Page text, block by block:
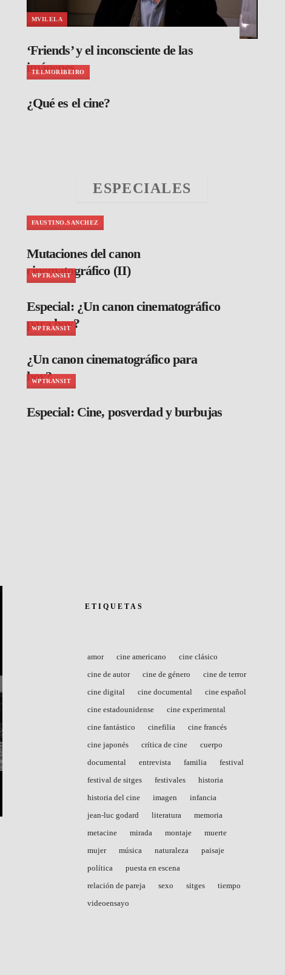
MVILELA
‘Friends’ y el inconsciente de las
imágenes
TELMORIBEIRO
¿Qué es el cine?
ESPECIALES
FAUSTINO.SANCHEZ
Mutaciones del canon
cinematográfico (II)
WPTRANSIT
Especial: ¿Un canon cinematográfico
para hoy?
WPTRANSIT
¿Un canon cinematográfico para
hoy?
WPTRANSIT
Especial: Cine, posverdad y burbujas
ETIQUETAS
amor cine americano
cine clásico
cine de autor
cine de género
cine de terror
cine digital
cine documental
cine español
cine estadounidense
cine experimental
cine fantástico
cinefilia
cine francés
cine japonés
crítica de cine
cuerpo
documental
entrevista familia
festival
festival de sitges
festivales
historia
historia del cine
imagen
infancia
jean-luc godard
literatura
memoria
metacine
mirada montaje
muerte
mujer
música naturaleza
paisaje
política
puesta en escena
relación de pareja
sexo sitges
tiempo
videoensayo